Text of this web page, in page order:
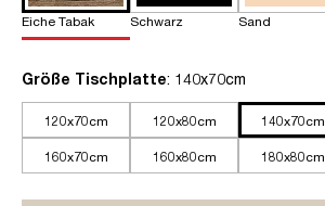
Eiche Tabak Schwarz Sand
Größe Tischplatteauswählen
: 140x70cm
120x70cm 120x80cm 140x70cm
160x70cm 160x80cm 180x80cm